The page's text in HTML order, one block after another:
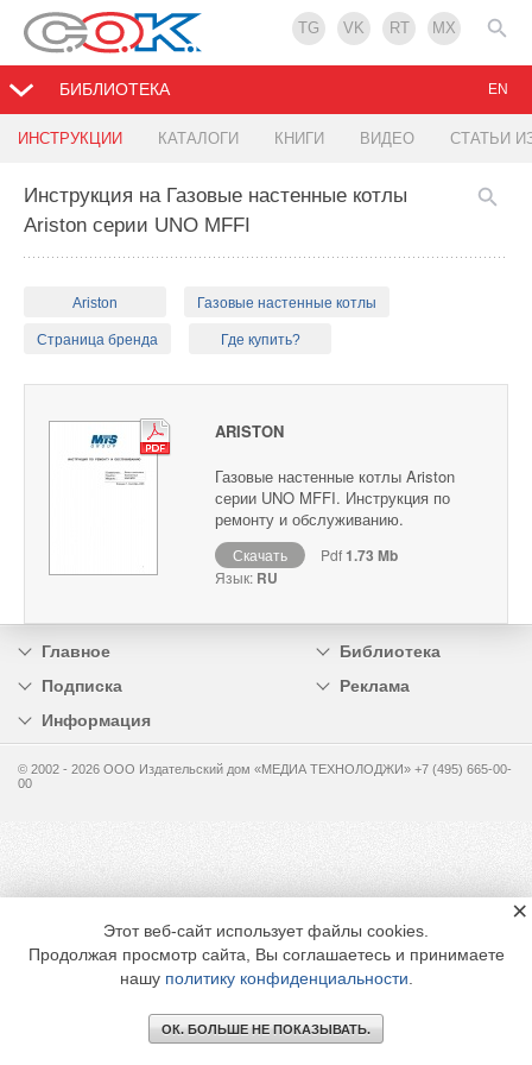
TG VK RT MX
БИБЛИОТЕКА
ИНСТРУКЦИИ КАТАЛОГИ КНИГИ ВИДЕО СТАТЬИ
EN
Инструкция на Газовые настенные котлы
Ariston серии UNO MFFI
Ariston Газовые настенные котлы
Страница бренда Где купить?
ARISTON
Газовые настенные котлы Ariston
серии UNO MFFI. Инструкция по
ремонту и обслуживанию.
Скачать Pdf1.73 Mb
Язык: RU
Главное
Библиотека
Подписка
Реклама
Информация
© 2002 - 2026 OOO Издательский дом «МЕДИА ТЕХНОЛОДЖИ» +7 (495) 665-00-
00
Этот веб-сайт использует файлы cookies.
Продолжая просмотр сайта, Вы соглашаетесь и принимаете
нашу политику конфиденциальности
ОК. БОЛЬШЕ НЕ ПОКАЗЫВАТЬ.
×